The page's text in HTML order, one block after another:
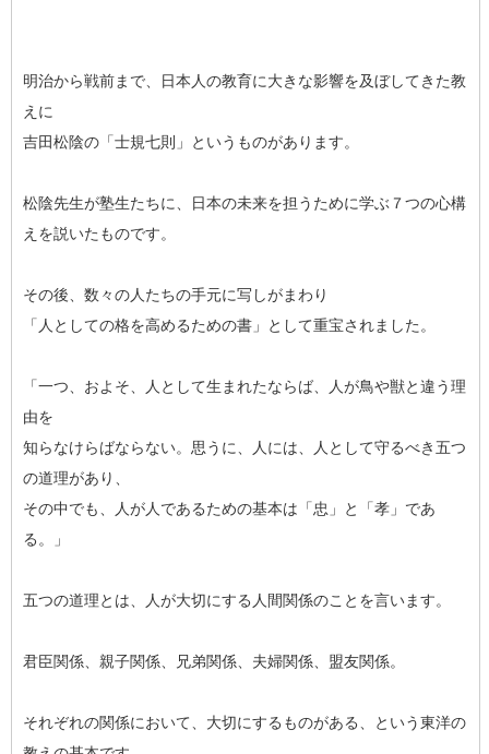
明治から戦前まで、日本人の教育に大きな影響を及ぼしてきた教
えに
吉田松陰の「士規七則」というものがあります。
松陰先生が塾生たちに、日本の未来を担うために学ぶ７つの心構
えを説いたものです。
その後、数々の人たちの手元に写しがまわり
「人としての格を高めるための書」として重宝されました。
「一つ、およそ、人として生まれたならば、人が鳥や獣と違う理
由を
知らなけらばならない。思うに、人には、人として守るべき五つ
の道理があり、
その中でも、人が人であるための基本は「忠」と「孝」であ
る。」
五つの道理とは、人が大切にする人間関係のことを言います。
君臣関係、親子関係、兄弟関係、夫婦関係、盟友関係。
それぞれの関係において、大切にするものがある、という東洋の